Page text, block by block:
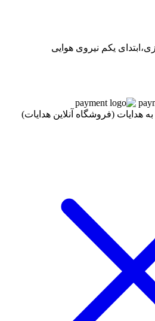
یکم نیروی هوایی
هدایات (فروشگاه آنلاین هدایات)